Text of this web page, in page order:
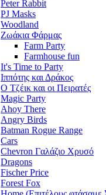
Peter Rabbit
PJ Masks
Woodland
Ζωάκια Φάρμας
Farm Party
Farmhouse fun
It's Time to Party
Ιππότης και Δράκος
Ο Τζέικ και οι Πειρατές
Magic Party
Ahoy There
Angry Birds
Batman Rogue Range
Cars
Chevron Γαλάζιο Χρυσό
Dragons
Fischer Price
Forest Fox